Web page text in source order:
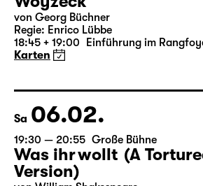
Fr 05.02.
19:30 — 21:20 Große Bühne
Woyzeck
18:45 + 19:00 Einführung im
Karten
Sa 06.02.